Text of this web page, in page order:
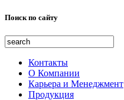
Поиск по сайту
Контакты
О Компании
Карьера и Менеджмент
Продукция